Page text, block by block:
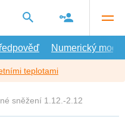
Numerický model
teplotami
sněžení 1.12.-2.12